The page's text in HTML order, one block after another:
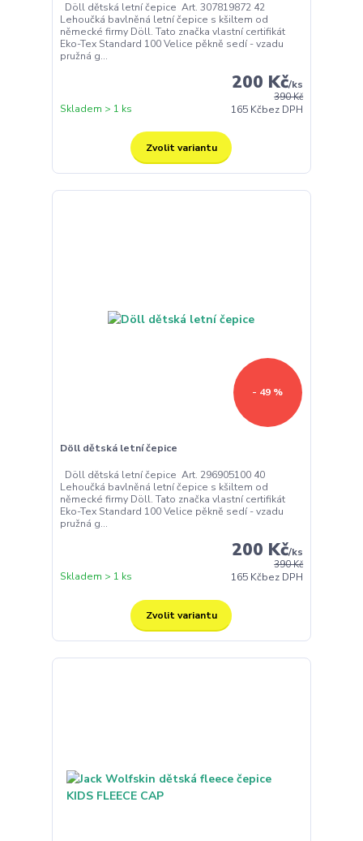
Döll dětská letní čepice Art. 307819872 42
Lehoučká bavlněná letní čepice s kšiltem od
německé firmy Döll. Tato značka vlastní certifikát
Eko-Tex Standard 100 Velice pěkně sedí - vzadu
pružná g...
390 Kč
200 Kč/ks
165 Kčbez DPH
Skladem > 1 ks
Zvolit variantu
- 49 %
Döll dětská letní čepice
Döll dětská letní čepice Art. 296905100 40
Lehoučká bavlněná letní čepice s kšiltem od
německé firmy Döll. Tato značka vlastní certifikát
Eko-Tex Standard 100 Velice pěkně sedí - vzadu
pružná g...
390 Kč
200 Kč/ks
165 Kčbez DPH
Skladem > 1 ks
Zvolit variantu